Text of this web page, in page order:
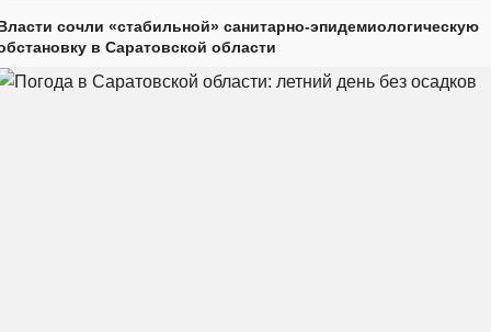
сочли «стабильной» санитарно-эпидемиологическую
в Саратовской области